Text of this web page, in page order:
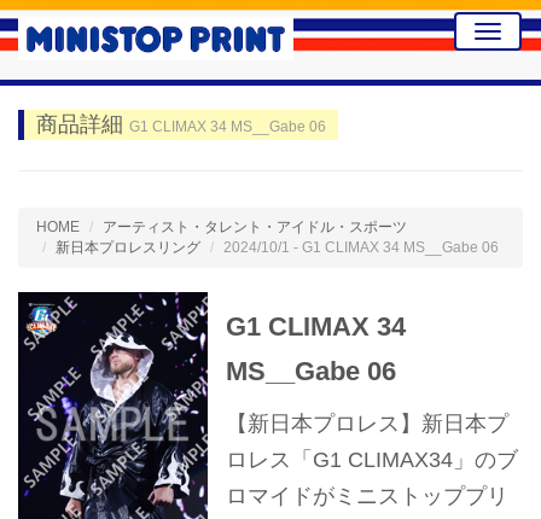
Toggle
商品詳細 G1 CLIMAX 34 MS__Gabe 06
HOME
アーティスト・タレント・アイドル・スポーツ
新日本プロレスリング
2024/10/1 - G1 CLIMAX 34 MS__Gabe 06
G1 CLIMAX 34
MS__Gabe 06
【新日本プロレス】新日本プ
ロレス「G1 CLIMAX34」のブ
ロマイドがミニストッププリ